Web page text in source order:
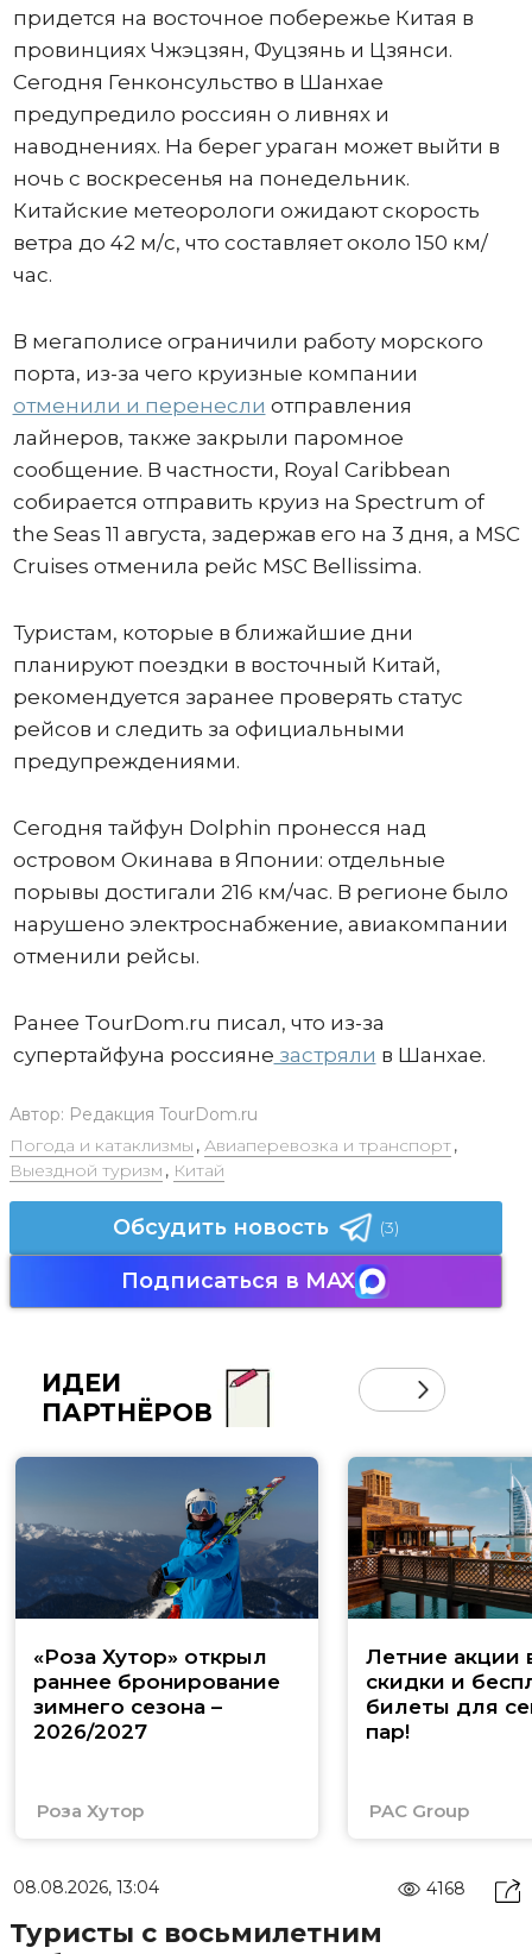
придется на восточное побережье Китая в
провинциях Чжэцзян, Фуцзянь и Цзянси.
Сегодня Генконсульство в Шанхае
предупредило россиян о ливнях и
наводнениях. На берег ураган может выйти в
ночь с воскресенья на понедельник.
Китайские метеорологи ожидают скорость
ветра до 42 м/с, что составляет около 150 км/
час.
В мегаполисе ограничили работу морского
порта, из-за чего круизные компании
отменили и перенесли отправления
лайнеров, также закрыли паромное
сообщение. В частности, Royal Caribbean
собирается отправить круиз на Spectrum of
the Seas 11 августа, задержав его на 3 дня, а MSC
Cruises отменила рейс MSC Bellissima.
Туристам, которые в ближайшие дни
планируют поездки в восточный Китай,
рекомендуется заранее проверять статус
рейсов и следить за официальными
предупреждениями.
Сегодня тайфун Dolphin пронесся над
островом Окинава в Японии: отдельные
порывы достигали 216 км/час. В регионе было
нарушено электроснабжение, авиакомпании
отменили рейсы.
Ранее TourDom.ru писал, что из-за
супертайфуна россияне застряли в Шанхае.
Автор: Редакция TourDom.ru
Погода и катаклизмы , Авиаперевозка и транспорт,
Выездной туризм , Китай
Обсудить новость (3)
Подписаться в MAX
ИДЕИ
ПАРТНЁРОВ
«Роза Хутор» открыл
раннее бронирование
зимнего сезона –
2026/2027
Роза Хутор
Летние акции
скидки и
билеты для
пар!
PAC Group
08.08.2026, 13:04 4168
Туристы с восьмилетним